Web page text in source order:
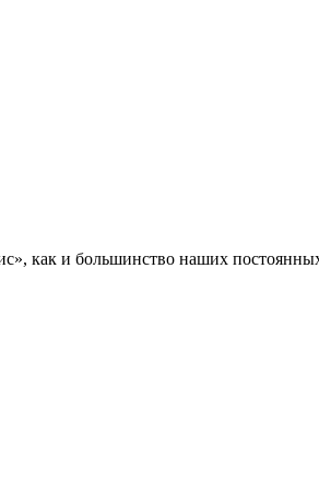
и большинство наших